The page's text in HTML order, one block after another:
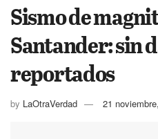
Sismo de
Santander: sin
reportados
by LaOtraVerdad 21